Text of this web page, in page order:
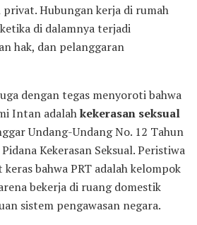
privat. Hubungan kerja di rumah
di dalamnya terjadi
hak, dan pelanggaran
dengan tegas menyoroti bahwa
Intan adalahkekerasan seksual
Undang-Undang No. 12 Tahun
Kekerasan Seksual. Peristiwa
bahwa PRT adalah kelompok
bekerja di ruang domestik
sistem pengawasan negara.